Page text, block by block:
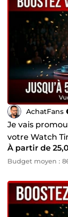
AchatFans
Je vais
votre Watch
À partir de
Budget moyen :